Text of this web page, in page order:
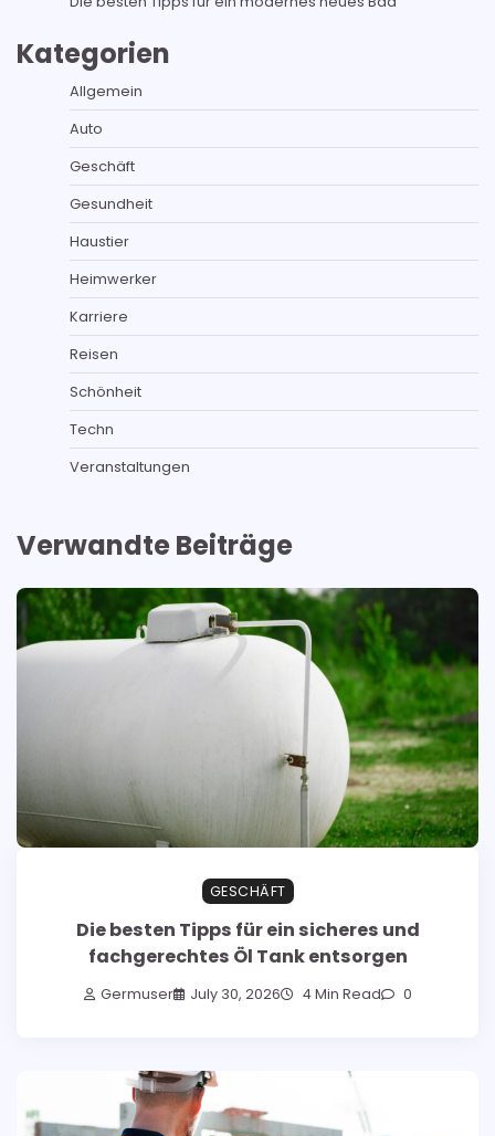
Kategorien
Allgemein
Auto
Geschäft
Gesundheit
Haustier
Heimwerker
Karriere
Reisen
Schönheit
Techn
Veranstaltungen
Verwandte Beiträge
GESCHÄFT
Die besten Tipps für ein sicheres und
fachgerechtes Öl Tank entsorgen
Germuser July 30, 2026 4 Min Read 0